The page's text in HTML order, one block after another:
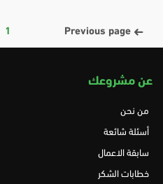
1
عن مشروعك
من نحن
أسئلة شائعة
سابقة الاعمال
خطابات الشكر